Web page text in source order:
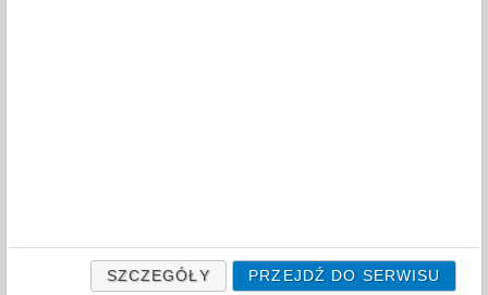
BLUE
BROWN
SZCZEGÓŁY PRZEJDŹ DO SERWISU